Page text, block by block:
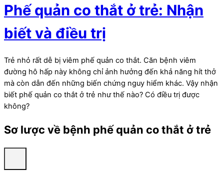
Phế quản co thắt ở trẻ: Nhận
biết và điều trị
Trẻ nhỏ rất dễ bị viêm phế quản co thắt. Căn bệnh viêm
đường hô hấp này không chỉ ảnh hưởng đến khả năng hít thở
mà còn dẫn đến những biến chứng nguy hiểm khác. Vậy nhận
biết phế quản co thắt ở trẻ như thế nào? Có điều trị được
không?
Sơ lược về bệnh phế quản co thắt ở trẻ